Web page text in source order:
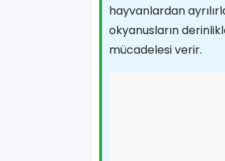
hayvanlardan
okyanusların
mücadelesi verir.